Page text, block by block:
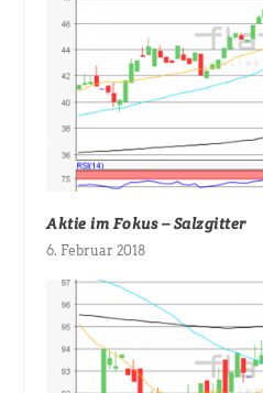
Aktie im Fokus – Salzgitter
6. Februar 2018